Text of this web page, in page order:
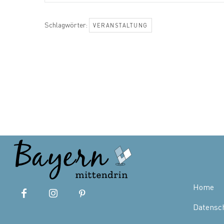
Schlagwörter: VERANSTALTUNG
Home